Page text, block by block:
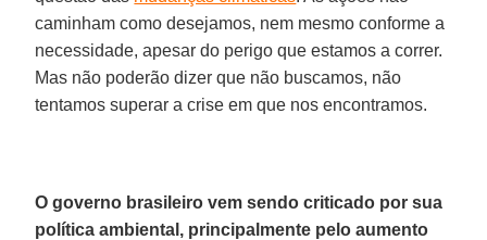
caminham como desejamos, nem mesmo conforme a
necessidade, apesar do perigo que estamos a correr.
Mas não poderão dizer que não buscamos, não
tentamos superar a crise em que nos encontramos.
O governo brasileiro vem sendo criticado por sua
política ambiental, principalmente pelo aumento